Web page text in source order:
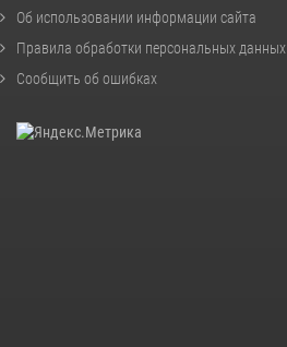
Об использовании информации сайта
Правила обработки персональных данных
Сообщить об ошибках